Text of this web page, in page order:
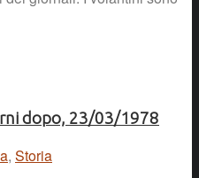
dopo, 23/03/1978
, Storia